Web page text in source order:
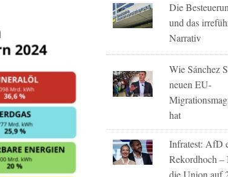
Die
und das
Narrativ
Wie Sánchez
neuen EU-
hat
Infratest: AfD
Rekordhoch
die Union auf